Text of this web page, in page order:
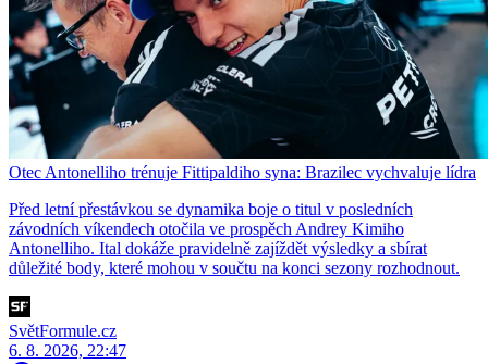
Otec Antonelliho trénuje Fittipaldiho syna: Brazilec vychvaluje lídra
Před letní přestávkou se dynamika boje o titul v posledních
závodních víkendech otočila ve prospěch Andrey Kimiho
Antonelliho. Ital dokáže pravidelně zajíždět výsledky a sbírat
důležité body, které mohou v součtu na konci sezony rozhodnout.
SvětFormule.cz
6. 8. 2026, 22:47